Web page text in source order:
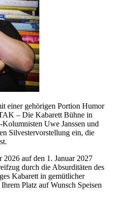
einer gehörigen Portion Humor
– Die Kabarett Bühne in
Uwe Janssen und
Silvestervorstellung ein, die
auf den 1. Januar 2027
durch die Absurditäten des
Kabarett in gemütlicher
Platz auf Wunsch Speisen